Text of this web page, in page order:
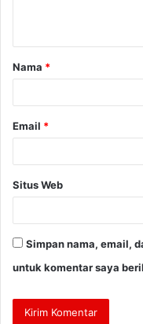
a
r
Nama *
Email *
Situs Web
Simpan nama, email,
untuk komentar saya